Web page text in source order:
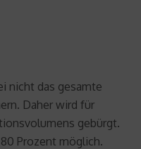
nicht das gesamte
Daher wird für
gebürgt.
Prozent möglich.